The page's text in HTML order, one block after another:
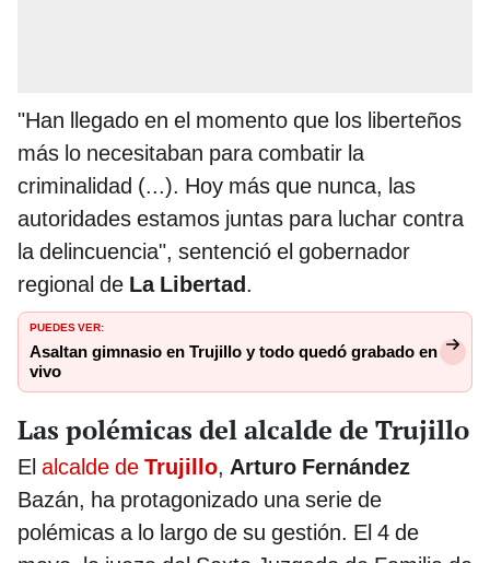
"Han llegado en el momento que los liberteños
más lo necesitaban para combatir la
criminalidad (...). Hoy más que nunca, las
autoridades estamos juntas para luchar contra
la delincuencia", sentenció el gobernador
regional de La Libertad.
PUEDES VER:
Asaltan gimnasio en Trujillo y todo quedó grabado en
vivo
Las polémicas del alcalde de Trujillo
El alcalde de Trujillo, Arturo Fernández
Bazán, ha protagonizado una serie de
polémicas a lo largo de su gestión. El 4 de